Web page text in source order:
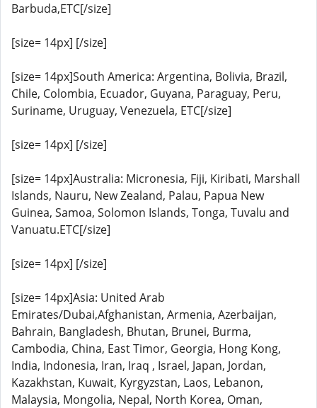
Barbuda,ETC[/size]
[size= 14px] [/size]
[size= 14px]South America: Argentina, Bolivia, Brazil,
Chile, Colombia, Ecuador, Guyana, Paraguay, Peru,
Suriname, Uruguay, Venezuela, ETC[/size]
[size= 14px] [/size]
[size= 14px]Australia: Micronesia, Fiji, Kiribati, Marshall
Islands, Nauru, New Zealand, Palau, Papua New
Guinea, Samoa, Solomon Islands, Tonga, Tuvalu and
Vanuatu.ETC[/size]
[size= 14px] [/size]
[size= 14px]Asia: United Arab
Emirates/Dubai,Afghanistan, Armenia, Azerbaijan,
Bahrain, Bangladesh, Bhutan, Brunei, Burma,
Cambodia, China, East Timor, Georgia, Hong Kong,
India, Indonesia, Iran, Iraq , Israel, Japan, Jordan,
Kazakhstan, Kuwait, Kyrgyzstan, Laos, Lebanon,
Malaysia, Mongolia, Nepal, North Korea, Oman,